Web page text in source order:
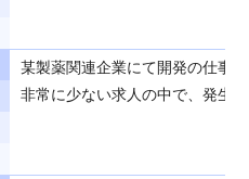
某製薬関連企業にて開発の仕事
非常に少ない求人の中で、発生